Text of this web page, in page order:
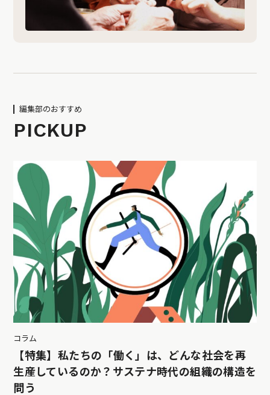
編集部のおすすめ
PICKUP
コラム
【特集】私たちの「働く」は、どんな社会を再
生産しているのか？サステナ時代の組織の構造を
問う